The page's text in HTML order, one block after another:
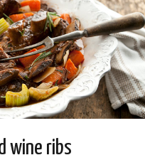
wine ribs